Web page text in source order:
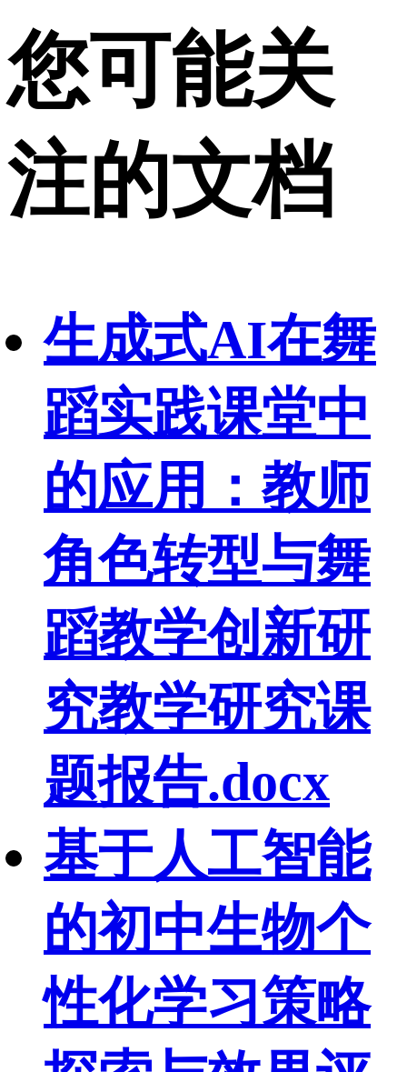
您可能关
注的文档
生成式AI在舞
蹈实践课堂中
的应用：教师
角色转型与舞
蹈教学创新研
究教学研究课
题报告.docx
基于人工智能
的初中生物个
性化学习策略